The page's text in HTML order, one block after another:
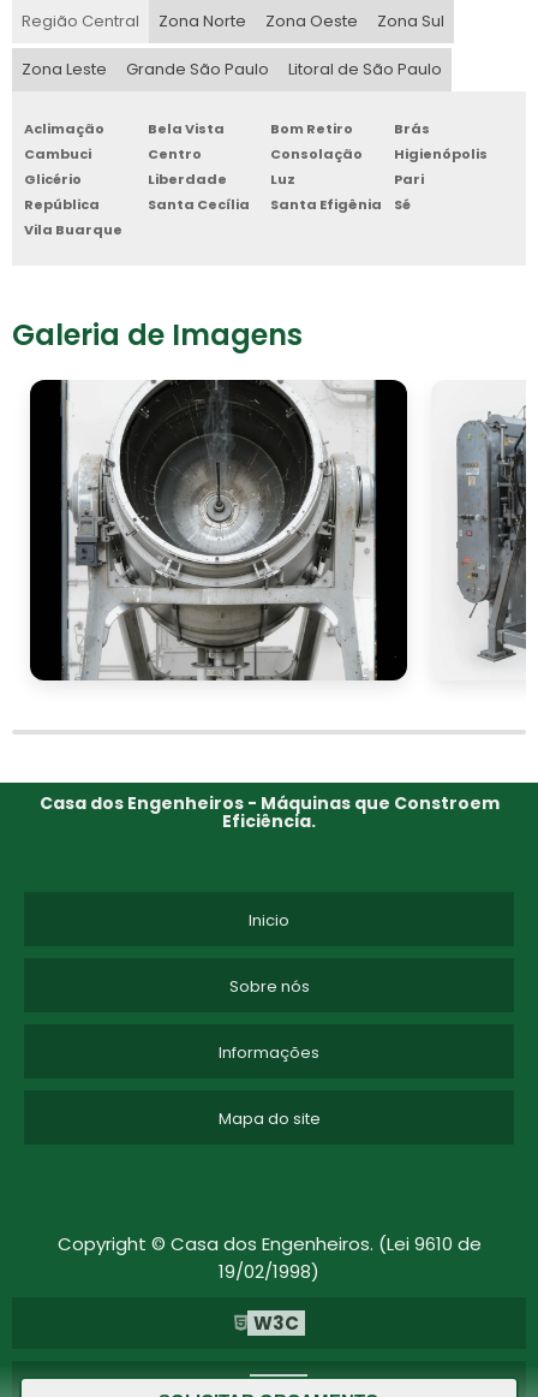
Região Central Zona Norte Zona Oeste Zona Sul
Zona Leste Grande São Paulo Litoral de São Paulo
Aclimação Bela Vista Bom Retiro
Brás
Cambuci
Centro Consolação
Higienópolis
Glicério
Liberdade Luz
Pari
República
Santa Cecília Santa Efigênia
Sé
Vila Buarque
Galeria de Imagens
Casa dos Engenheiros - Máquinas que Constroem
Eficiência.
Inicio
Sobre nós
Informações
Mapa do site
Copyright © Casa dos Engenheiros. (Lei 9610 de
19/02/1998)
W3C
W3C